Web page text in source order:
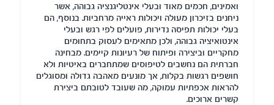
ואמינים, חכמים מאוד ובעלי אינטליגנציה גבוהה, אשר
ניחנים בזיכרון מעולה ויכולות ראייה מרחביות. בנוסף, הם
בעלי יכולות תפיסה נדירות, פועלים לפי רגש ובעלי
אינטואיציה גבוהה, ולכן מתאימים לעסוק בתחומים
מחקריים וביצירה ופיתוח של רעיונות קיימים. מבחינה
חברתית הם נחשבים לטיפוסים שמתחברים באיטיות ולא
חושפים רגשות בקלות, אך מונעים מאהבה גדולה ומסוגלים
להראות אכפתיות עמוקה, מה שעובד לטובתם ביצירת
קשרים ארוכים.